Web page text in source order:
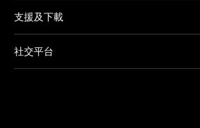
支援及下載
社交平台